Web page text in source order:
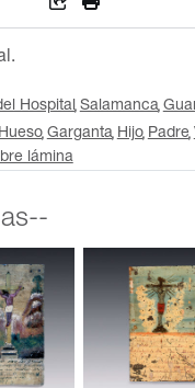
Hospital Salamanca
Hueso Garganta Hijo Padre
lámina